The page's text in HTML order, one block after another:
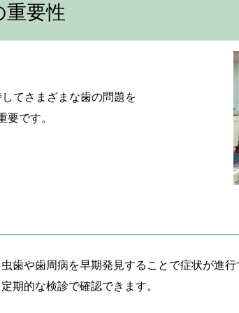
要性
てさまざまな歯の問題を
です。
や歯周病を早期発見することで症状が進行
期的な検診で確認できます。